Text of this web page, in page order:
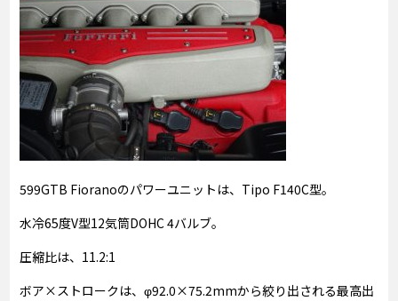
599GTB Fioranoのパワーユニットは、Tipo F140C型。
水冷65度V型12気筒DOHC 4バルブ。
圧縮比は、11.2:1
ボア×ストロークは、φ92.0×75.2mmから絞り出される最高出